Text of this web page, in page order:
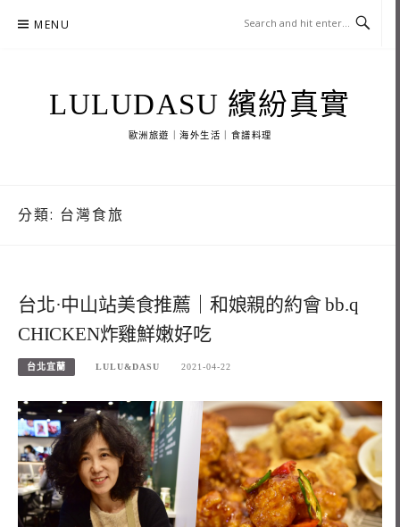
MENU
LULUDASU 繽紛真實
歐洲旅遊｜海外生活｜食譜料理
分類: 台灣食旅
台北·中山站美食推薦｜和娘親的約會 bb.q
CHICKEN炸雞鮮嫩好吃
台北宜蘭 LULU&DASU 2021-04-22